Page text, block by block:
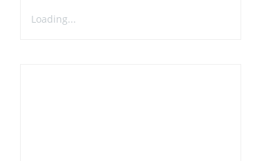
Loading...